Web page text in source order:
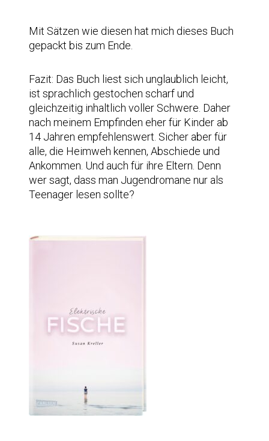
Mit Sätzen wie diesen hat mich dieses Buch
gepackt bis zum Ende.
Fazit: Das Buch liest sich unglaublich leicht,
ist sprachlich gestochen scharf und
gleichzeitig inhaltlich voller Schwere. Daher
nach meinem Empfinden eher für Kinder ab
14 Jahren empfehlenswert. Sicher aber für
alle, die Heimweh kennen, Abschiede und
Ankommen. Und auch für ihre Eltern. Denn
wer sagt, dass man Jugendromane nur als
Teenager lesen sollte?